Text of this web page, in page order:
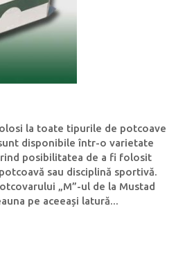
la toate tipurile de potcoave
disponibile într-o varietate
posibilitatea de a fi folosit
sau disciplină sportivă.
„M”-ul de la Mustad
pe aceeași latură...